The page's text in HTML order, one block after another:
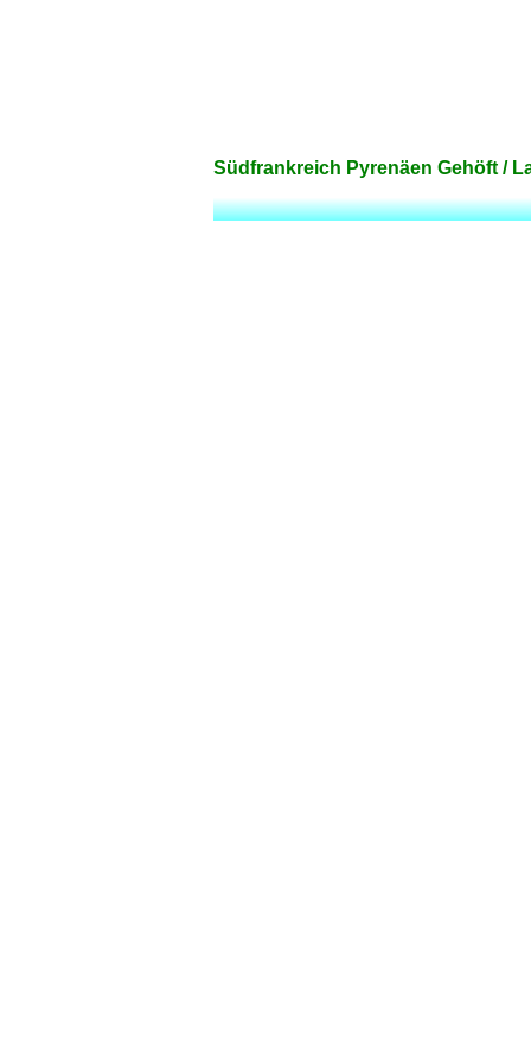
Südfrankreich Pyrenäen Gehöft /